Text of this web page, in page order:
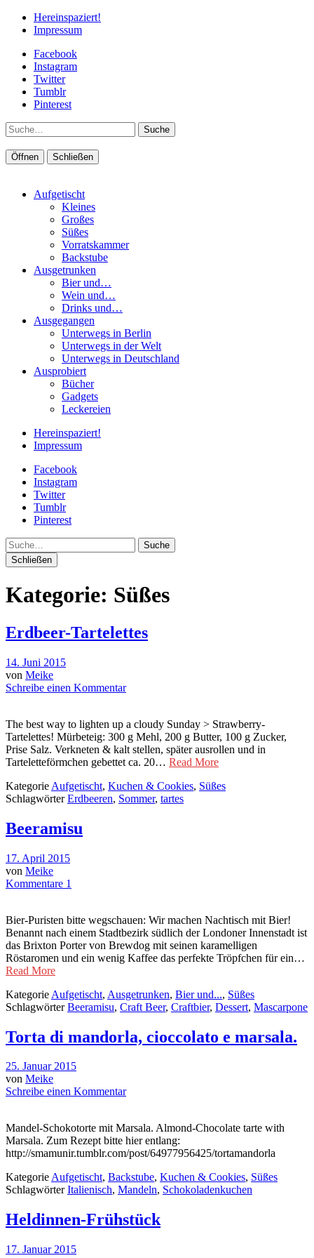
Hereinspaziert!
Impressum
Facebook
Instagram
Twitter
Tumblr
Pinterest
Suche
Öffnen Schließen
Aufgetischt
Kleines
Großes
Süßes
Vorratskammer
Backstube
Ausgetrunken
Bier und…
Wein und…
Drinks und…
Ausgegangen
Unterwegs in Berlin
Unterwegs in der Welt
Unterwegs in Deutschland
Ausprobiert
Bücher
Gadgets
Leckereien
Hereinspaziert!
Impressum
Facebook
Instagram
Twitter
Tumblr
Pinterest
Suche
Schließen
Kategorie: Süßes
Erdbeer-Tartelettes
14. Juni 2015
von Meike
Schreibe einen Kommentar
The best way to lighten up a cloudy Sunday > Strawberry-
Tartelettes! Mürbeteig: 300 g Mehl, 200 g Butter, 100 g Zucker,
Prise Salz. Verkneten & kalt stellen, später ausrollen und in
Tarteletteförmchen gebettet ca. 20… Read More
Kategorie Aufgetischt, Kuchen & Cookies, Süßes
SchlagwörterErdbeeren, Sommer, tartes
Beeramisu
17. April 2015
von Meike
Kommentare 1
Bier-Puristen bitte wegschauen: Wir machen Nachtisch mit Bier!
Benannt nach einem Stadtbezirk südlich der Londoner Innenstadt ist
das Brixton Porter von Brewdog mit seinen karamelligen
Röstaromen und ein wenig Kaffee das perfekte Tröpfchen für ein…
Read More
Kategorie Aufgetischt, Ausgetrunken, Bier und..., Süßes
SchlagwörterBeeramisu, Craft Beer, Craftbier, Dessert, Mascarpone
Torta di mandorla, cioccolato e marsala.
25. Januar 2015
von Meike
Schreibe einen Kommentar
Mandel-Schokotorte mit Marsala. Almond-Chocolate tarte with
Marsala. Zum Rezept bitte hier entlang:
http://smamunir.tumblr.com/post/64977956425/tortamandorla
KategorieAufgetischt, Backstube, Kuchen & Cookies, Süßes
SchlagwörterItalienisch, Mandeln, Schokoladenkuchen
Heldinnen-Frühstück
17. Januar 2015